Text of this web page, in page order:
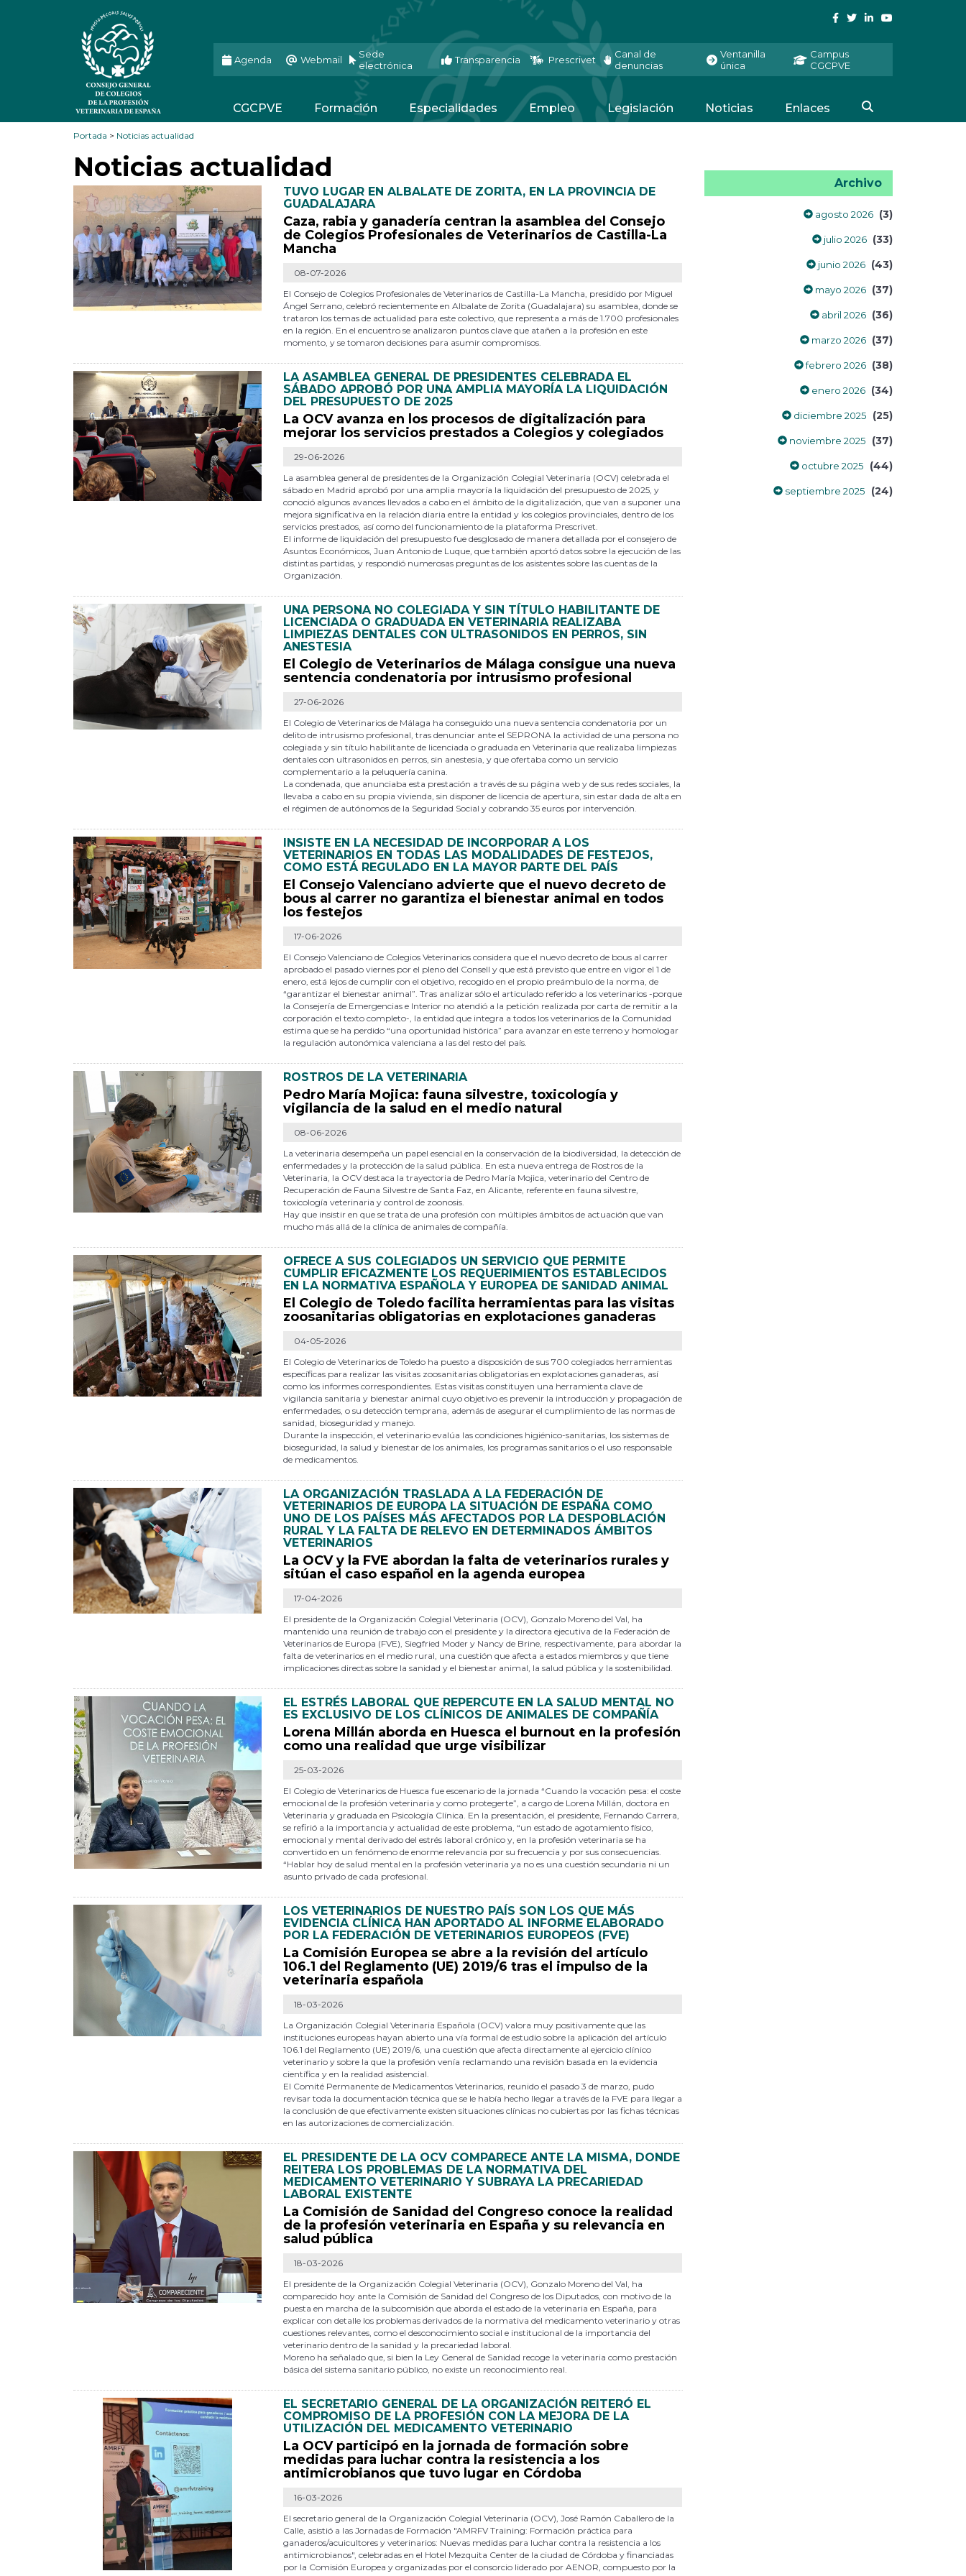
Agenda Webmail
Sede
electrónica
Transparencia Prescrivet
Canal de
denuncias
Ventanilla
única
Campus
CGCPVE
CGCPVE Formación Especialidades Empleo Legislación Noticias Enlaces
Portada > Noticias actualidad
Noticias actualidad
TUVO LUGAR EN ALBALATE DE ZORITA, EN LA PROVINCIA DE
GUADALAJARA
Caza, rabia y ganadería centran la asamblea del Consejo
de Colegios Profesionales de Veterinarios de Castilla-La
Mancha
08-07-2026
El Consejo de Colegios Profesionales de Veterinarios de Castilla-La Mancha, presidido por Miguel
Ángel Serrano, celebró recientemente en Albalate de Zorita (Guadalajara) su asamblea, donde se
trataron los temas de actualidad para este colectivo, que representa a más de 1.700 profesionales
en la región. En el encuentro se analizaron puntos clave que atañen a la profesión en este
momento, y se tomaron decisiones para asumir compromisos.
LA ASAMBLEA GENERAL DE PRESIDENTES CELEBRADA EL
SÁBADO APROBÓ POR UNA AMPLIA MAYORÍA LA LIQUIDACIÓN
DEL PRESUPUESTO DE 2025
La OCV avanza en los procesos de digitalización para
mejorar los servicios prestados a Colegios y colegiados
29-06-2026
La asamblea general de presidentes de la Organización Colegial Veterinaria (OCV) celebrada el
sábado en Madrid aprobó por una amplia mayoría la liquidación del presupuesto de 2025, y
conoció algunos avances llevados a cabo en el ámbito de la digitalización, que van a suponer una
mejora significativa en la relación diaria entre la entidad y los colegios provinciales, dentro de los
servicios prestados, así como del funcionamiento de la plataforma Prescrivet.
El informe de liquidación del presupuesto fue desglosado de manera detallada por el consejero de
Asuntos Económicos, Juan Antonio de Luque, que también aportó datos sobre la ejecución de las
distintas partidas, y respondió numerosas preguntas de los asistentes sobre las cuentas de la
Organización.
UNA PERSONA NO COLEGIADA Y SIN TÍTULO HABILITANTE DE
LICENCIADA O GRADUADA EN VETERINARIA REALIZABA
LIMPIEZAS DENTALES CON ULTRASONIDOS EN PERROS, SIN
ANESTESIA
El Colegio de Veterinarios de Málaga consigue una nueva
sentencia condenatoria por intrusismo profesional
27-06-2026
El Colegio de Veterinarios de Málaga ha conseguido una nueva sentencia condenatoria por un
delito de intrusismo profesional, tras denunciar ante el SEPRONA la actividad de una persona no
colegiada y sin título habilitante de licenciada o graduada en Veterinaria que realizaba limpiezas
dentales con ultrasonidos en perros, sin anestesia, y que ofertaba como un servicio
complementario a la peluquería canina.
La condenada, que anunciaba esta prestación a través de su página web y de sus redes sociales, la
llevaba a cabo en su propia vivienda, sin disponer de licencia de apertura, sin estar dada de alta en
el régimen de autónomos de la Seguridad Social y cobrando 35 euros por intervención.
INSISTE EN LA NECESIDAD DE INCORPORAR A LOS
VETERINARIOS EN TODAS LAS MODALIDADES DE FESTEJOS,
COMO ESTÁ REGULADO EN LA MAYOR PARTE DEL PAÍS
El Consejo Valenciano advierte que el nuevo decreto de
bous al carrer no garantiza el bienestar animal en todos
los festejos
17-06-2026
El Consejo Valenciano de Colegios Veterinarios considera que el nuevo decreto de bous al carrer
apro­ba­do el pasado viernes por el pleno del Consell y que está previsto que entre en vigor el 1 de
enero, está lejos de cumplir con el ob­jetivo, recogido en el propio preámbulo de la norma, de
“garantizar el bienestar animal”. Tras analizar sólo el articulado referido a los ve­teri­narios -porque
la Consejería de Emergencias e Interior no atendió a la petición realizada por carta de remitir a la
corporación el texto completo-, la entidad que integra a todos los veterinarios de la Comunidad
estima que se ha perdido “una oportunidad his­tó­ri­ca” para avanzar en este terreno y homologar
la regulación autonómica valenciana a las del resto del país.
ROSTROS DE LA VETERINARIA
Pedro María Mojica: fauna silvestre, toxicología y
vigilancia de la salud en el medio natural
08-06-2026
La veterinaria desempeña un papel esencial en la conservación de la biodiversidad, la detección de
enfermedades y la protección de la salud pública. En esta nueva entrega de Rostros de la
Veterinaria, la OCV destaca la trayectoria de Pedro María Mojica, veterinario del Centro de
Recuperación de Fauna Silvestre de Santa Faz, en Alicante, referente en fauna silvestre,
toxicología veterinaria y control de zoonosis.
Hay que insistir en que se trata de una profesión con múltiples ámbitos de actuación que van
mucho más allá de la clínica de animales de compañía.
OFRECE A SUS COLEGIADOS UN SERVICIO QUE PERMITE
CUMPLIR EFICAZMENTE LOS REQUERIMIENTOS ESTABLECIDOS
EN LA NORMATIVA ESPAÑOLA Y EUROPEA DE SANIDAD ANIMAL
El Colegio de Toledo facilita herramientas para las visitas
zoosanitarias obligatorias en explotaciones ganaderas
04-05-2026
El Colegio de Veterinarios de Toledo ha puesto a disposición de sus 700 colegiados herramientas
específicas para realizar las visitas zoosanitarias obligatorias en explotaciones ganaderas, así
como los informes correspondientes. Estas visitas constituyen una herramienta clave de
vigilancia sanitaria y bienestar animal cuyo objetivo es prevenir la introducción y propagación de
enfermedades, o su detección temprana, además de asegurar el cumplimiento de las normas de
sanidad, bioseguridad y manejo.
Durante la inspección, el veterinario evalúa las condiciones higiénico-sanitarias, los sistemas de
bioseguridad, la salud y bienestar de los animales, los programas sanitarios o el uso responsable
de medicamentos.
LA ORGANIZACIÓN TRASLADA A LA FEDERACIÓN DE
VETERINARIOS DE EUROPA LA SITUACIÓN DE ESPAÑA COMO
UNO DE LOS PAÍSES MÁS AFECTADOS POR LA DESPOBLACIÓN
RURAL Y LA FALTA DE RELEVO EN DETERMINADOS ÁMBITOS
VETERINARIOS
La OCV y la FVE abordan la falta de veterinarios rurales y
sitúan el caso español en la agenda europea
17-04-2026
El presidente de la Organización Colegial Veterinaria (OCV), Gonzalo Moreno del Val, ha
mantenido una reunión de trabajo con el presidente y la directora ejecutiva de la Federación de
Veterinarios de Europa (FVE), Siegfried Moder y Nancy de Brine, respectivamente, para abordar la
falta de veterinarios en el medio rural, una cuestión que afecta a estados miembros y que tiene
implicaciones directas sobre la sanidad y el bienestar animal, la salud pública y la sostenibilidad.
EL ESTRÉS LABORAL QUE REPERCUTE EN LA SALUD MENTAL NO
ES EXCLUSIVO DE LOS CLÍNICOS DE ANIMALES DE COMPAÑÍA
Lorena Millán aborda en Huesca el burnout en la profesión
como una realidad que urge visibilizar
25-03-2026
El Colegio de Veterinarios de Huesca fue escenario de la jornada “Cuando la vocación pesa: el coste
emocional de la profesión veterinaria y como protegerte”, a cargo de Lorena Millán, doctora en
Veterinaria y graduada en Psicología Clínica. En la presentación, el presidente, Fernando Carrera,
se refirió a la importancia y actualidad de este problema, “un estado de agotamiento físico,
emocional y mental derivado del estrés laboral crónico y, en la profesión veterinaria se ha
convertido en un fenómeno de enorme relevancia por su frecuencia y por sus consecuencias.
“Hablar hoy de salud mental en la profesión veterinaria ya no es una cuestión secundaria ni un
asunto privado de cada profesional.
LOS VETERINARIOS DE NUESTRO PAÍS SON LOS QUE MÁS
EVIDENCIA CLÍNICA HAN APORTADO AL INFORME ELABORADO
POR LA FEDERACIÓN DE VETERINARIOS EUROPEOS (FVE)
La Comisión Europea se abre a la revisión del artículo
106.1 del Reglamento (UE) 2019/6 tras el impulso de la
veterinaria española
18-03-2026
La Organización Colegial Veterinaria Española (OCV) valora muy positivamente que las
instituciones europeas hayan abierto una vía formal de estudio sobre la aplicación del artículo
106.1 del Reglamento (UE) 2019/6, una cuestión que afecta directamente al ejercicio clínico
veterinario y sobre la que la profesión venía reclamando una revisión basada en la evidencia
científica y en la realidad asistencial.
El Comité Permanente de Medicamentos Veterinarios, reunido el pasado 3 de marzo, pudo
revisar toda la documentación técnica que se le había hecho llegar a través de la FVE para llegar a
la conclusión de que efectivamente existen situaciones clínicas no cubiertas por las fichas técnicas
en las autorizaciones de comercialización.
EL PRESIDENTE DE LA OCV COMPARECE ANTE LA MISMA, DONDE
REITERA LOS PROBLEMAS DE LA NORMATIVA DEL
MEDICAMENTO VETERINARIO Y SUBRAYA LA PRECARIEDAD
LABORAL EXISTENTE
La Comisión de Sanidad del Congreso conoce la realidad
de la profesión veterinaria en España y su relevancia en
salud pública
18-03-2026
El presidente de la Organización Colegial Veterinaria (OCV), Gonzalo Moreno del Val, ha
comparecido hoy ante la Comisión de Sanidad del Congreso de los Diputados, con motivo de la
puesta en marcha de la subcomisión que aborda el estado de la veterinaria en España, para
explicar con detalle los problemas derivados de la normativa del medicamento veterinario y otras
cuestiones relevantes, como el desconocimiento social e institucional de la importancia del
veterinario dentro de la sanidad y la precariedad laboral.
Moreno ha señalado que, si bien la Ley General de Sanidad recoge la veterinaria como prestación
básica del sistema sanitario público, no existe un reconocimiento real.
EL SECRETARIO GENERAL DE LA ORGANIZACIÓN REITERÓ EL
COMPROMISO DE LA PROFESIÓN CON LA MEJORA DE LA
UTILIZACIÓN DEL MEDICAMENTO VETERINARIO
La OCV participó en la jornada de formación sobre
medidas para luchar contra la resistencia a los
antimicrobianos que tuvo lugar en Córdoba
16-03-2026
El secretario general de la Organización Colegial Veterinaria (OCV), José Ramón Caballero de la
Calle, asistió a las Jornadas de Formación "AMRFV Training: Formación práctica para
ganaderos/acuicultores y veterinarios: Nuevas medidas para luchar contra la resistencia a los
antimicrobianos", celebradas en el Hotel Mezquita Center de la ciudad de Córdoba y financiadas
por la Comisión Europea y organizadas por el consorcio liderado por AENOR, compuesto por la
Archivo
agosto 2026 (3)
julio 2026 (33)
junio 2026 (43)
mayo 2026 (37)
abril 2026 (36)
marzo 2026 (37)
febrero 2026 (38)
enero 2026 (34)
diciembre 2025 (25)
noviembre 2025 (37)
octubre 2025 (44)
septiembre 2025 (24)